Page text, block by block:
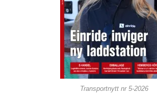
Transportnytt nr 5-2026